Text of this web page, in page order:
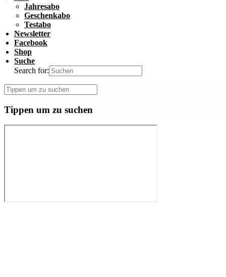
Jahresabo
Geschenkabo
Testabo
Newsletter
Facebook
Shop
Suche
Search for:
Tippen um zu suchen